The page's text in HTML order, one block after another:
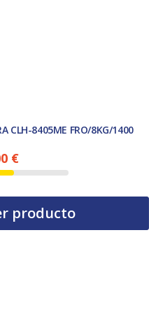
CLH-8405ME FRO/8KG/1400
€
El precio actual es: 309,00 €.
producto